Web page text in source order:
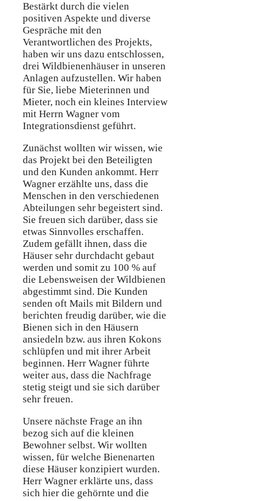
Bestärkt durch die vielen
positiven Aspekte und diverse
Gespräche mit den
Verantwortlichen des Projekts,
haben wir uns dazu entschlossen,
drei Wildbienenhäuser in unseren
Anlagen aufzustellen. Wir haben
für Sie, liebe Mieterinnen und
Mieter, noch ein kleines Interview
mit Herrn Wagner vom
Integrationsdienst geführt.
Zunächst wollten wir wissen, wie
das Projekt bei den Beteiligten
und den Kunden ankommt. Herr
Wagner erzählte uns, dass die
Menschen in den verschiedenen
Abteilungen sehr begeistert sind.
Sie freuen sich darüber, dass sie
etwas Sinnvolles erschaffen.
Zudem gefällt ihnen, dass die
Häuser sehr durchdacht gebaut
werden und somit zu 100 % auf
die Lebensweisen der Wildbienen
abgestimmt sind. Die Kunden
senden oft Mails mit Bildern und
berichten freudig darüber, wie die
Bienen sich in den Häusern
ansiedeln bzw. aus ihren Kokons
schlüpfen und mit ihrer Arbeit
beginnen. Herr Wagner führte
weiter aus, dass die Nachfrage
stetig steigt und sie sich darüber
sehr freuen.
Unsere nächste Frage an ihn
bezog sich auf die kleinen
Bewohner selbst. Wir wollten
wissen, für welche Bienenarten
diese Häuser konzipiert wurden.
Herr Wagner erklärte uns, dass
sich hier die gehörnte und die